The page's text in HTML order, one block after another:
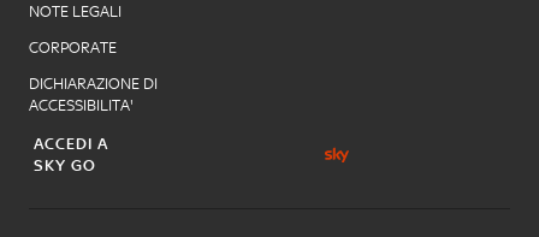
NOTE LEGALI
CORPORATE
DICHIARAZIONE DI
ACCESSIBILITA'
ACCEDI A
SKY GO